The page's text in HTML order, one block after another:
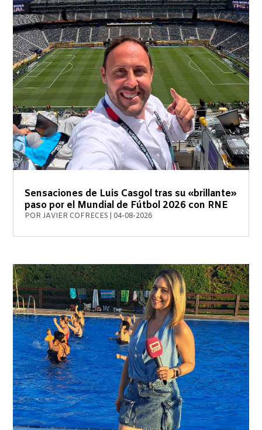
Sensaciones de Luis Casgol tras su «brillante»
paso por el Mundial de Fútbol 2026 con RNE
PORJAVIER COFRECES 04-08-2026